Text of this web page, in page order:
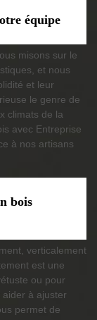
équipe
misons sur le
et nous
et leur
le genre de
climats de la
avec Entreprise
à nos artisans
bois
verticalement
est une
ou pour
à ajuster
permet de